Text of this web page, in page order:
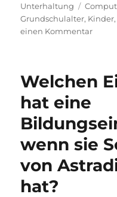
am
Unterhaltung
Grundschulalter, Kinder,
einen Kommentarzu
Welchen
hat eine
wenn sie
von
hat?